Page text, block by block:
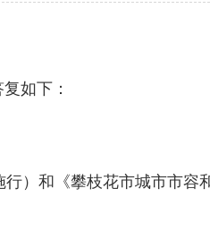
如下：
和《攀枝花市城市市容